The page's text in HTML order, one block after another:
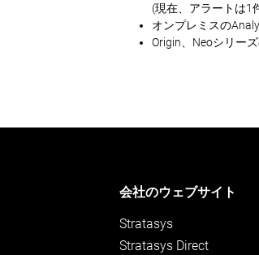
(現在、アラートは1
オンプレミスの
Origin、Neoシリー
会社のウェブサイト
Stratasys
Stratasys Direct